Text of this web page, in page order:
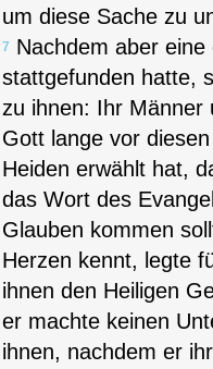
um diese Sache zu
7 Nachdem aber
stattgefunden hatte,
zu ihnen: Ihr Männer
Gott lange vor
Heiden erwählt hat,
das Wort des
Glauben kommen
Herzen kennt, legte
ihnen den Heiligen
er machte keinen
ihnen, nachdem er